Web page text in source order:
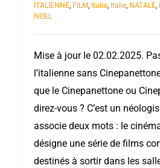
ITALIENNE, FILM, Italia, Italie, NATALE,
NOEL
Mise à jour le 02.02.2025.
l’italienne sans
que le Cinepanettone ou
direz-vous ? C’est un
associe deux mots : le
désigne une série de films
destinés à sortir dans les